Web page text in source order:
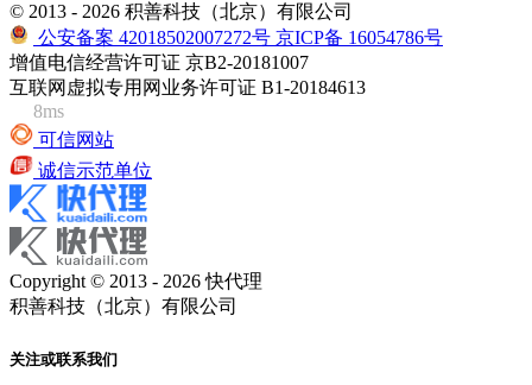
© 2013 - 2026 积善科技（北京）有限公司
公安备案 42018502007272号 京ICP备 16054786号
增值电信经营许可证 京B2-20181007
互联网虚拟专用网业务许可证 B1-20184613
8ms
可信网站
诚信示范单位
Copyright © 2013 - 2026 快代理
积善科技（北京）有限公司
关注或联系我们